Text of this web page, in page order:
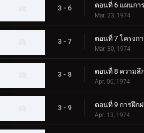
3 - 6
Mar. 23, 1974
3 - 7
Mar. 30, 1974
3 - 8
Apr. 06, 1974
3 - 9
Apr. 13, 1974